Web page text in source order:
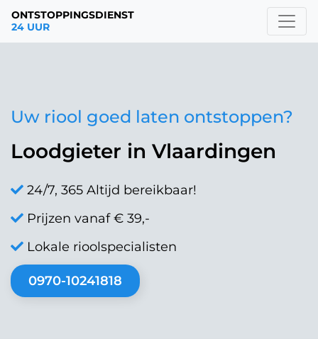
ONTSTOPPINGSDIENST
24 UUR
Uw riool goed laten ontstoppen?
Loodgieter in Vlaardingen
24/7, 365 Altijd bereikbaar!
Prijzen vanaf € 39,-
Lokale rioolspecialisten
0970-10241818